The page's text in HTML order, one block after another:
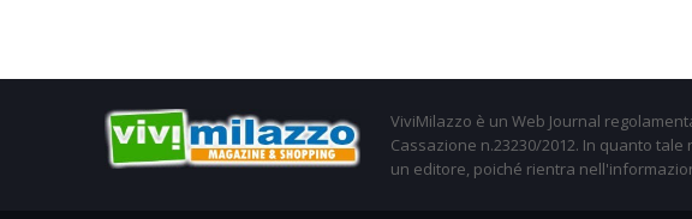
ViviMilazzo è un Web Journal
Cassazione n.23230/2012. In quanto
un editore, poiché rientra